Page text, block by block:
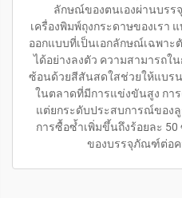
ลักษณ์ของตนเองผ่านบรร
เครื่องพิมพ์ถุงกระดาษของเรา
ออกแบบที่เป็นเอกลักษณ์เฉพาะ
ได้อย่างลงตัว ความสามารถ
ซ้อนด้วยสีสันสดใสช่วยให้แบร
ในตลาดที่มีการแข่งขันสูง กา
แต่ยกระดับประสบการณ์ของ
การซื้อซ้ำเพิ่มขึ้นถึงร้อยละ
ของบรรจุภัณฑ์ต่อ